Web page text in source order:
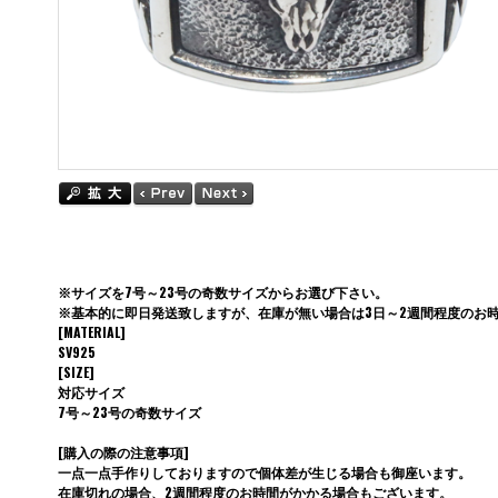
※サイズを7号～23号の奇数サイズからお選び下さい。
※基本的に即日発送致しますが、在庫が無い場合は3日～2週間程度のお
[MATERIAL]
SV925
[SIZE]
対応サイズ
7号～23号の奇数サイズ
[購入の際の注意事項]
一点一点手作りしておりますので個体差が生じる場合も御座います。
在庫切れの場合、2週間程度のお時間がかかる場合もございます。